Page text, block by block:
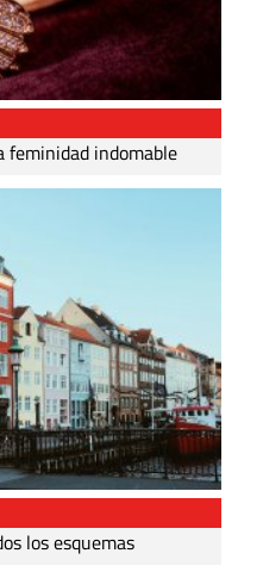
feminidad indomable
los esquemas